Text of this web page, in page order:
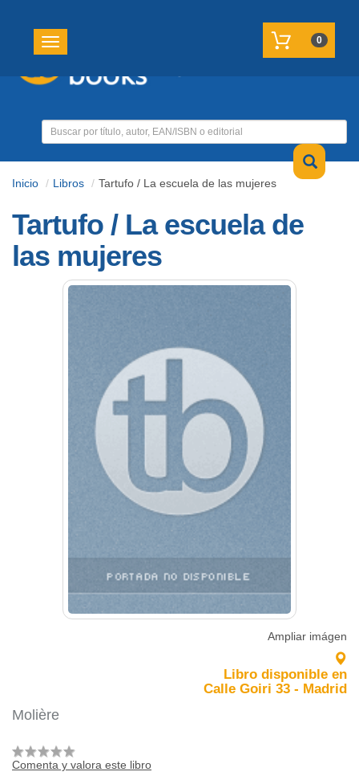
Toggle navigation 0
Inicio Libros Tartufo / La escuela de las mujeres
Tartufo / La escuela de
las mujeres
Ampliar imágen
Libro disponible en
Calle Goiri 33 - Madrid
Molière
Comenta y valora este libro